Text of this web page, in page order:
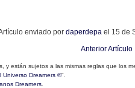
enviado por daperdepa el 15 de
Anterior Artículo
están sujetos a las mismas reglas que los
Universo Dreamers ®".
Dreamers